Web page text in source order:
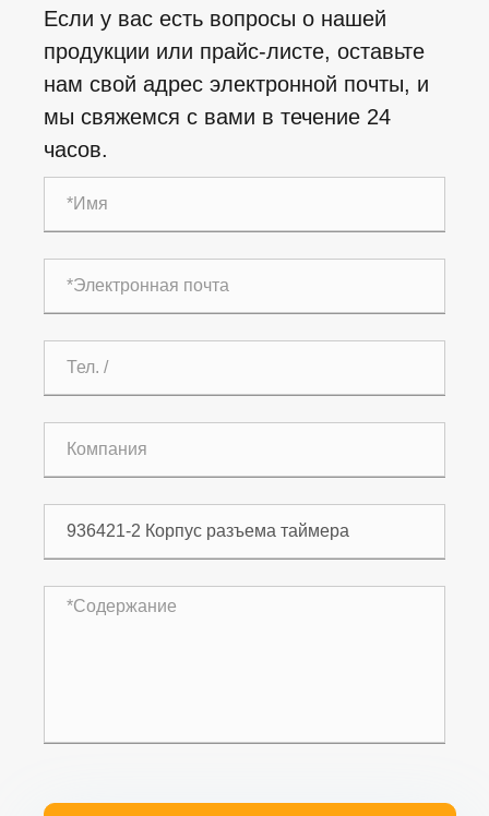
Если у вас есть вопросы о нашей
продукции или прайс-листе, оставьте
нам свой адрес электронной почты, и
мы свяжемся с вами в течение 24
часов.